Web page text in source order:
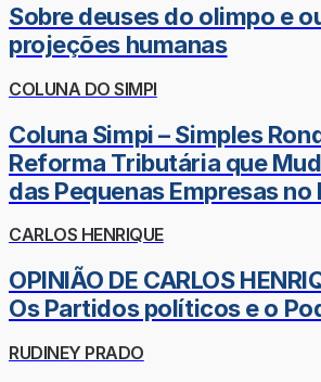
Sobre deuses do olimpo e
projeções humanas
COLUNA DO SIMPI
Coluna Simpi – Simples
Reforma Tributária que
das Pequenas Empresas no
CARLOS HENRIQUE
OPINIÃO DE CARLOS
Os Partidos políticos e o
RUDINEY PRADO